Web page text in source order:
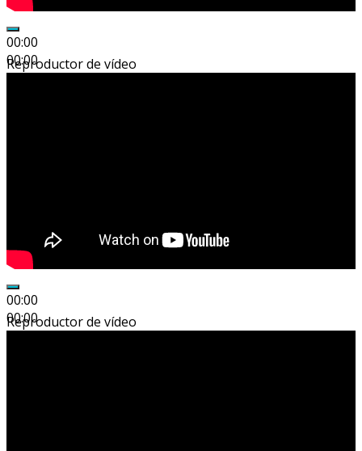
00:00
00:00
00:31
Reproductor de vídeo
00:00
00:00
01:04
Reproductor de vídeo